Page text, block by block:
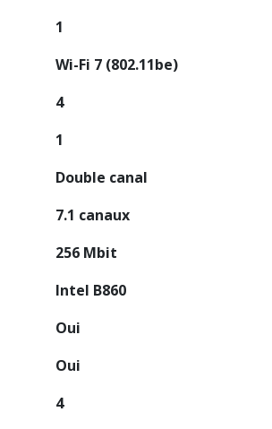
1
Wi-Fi 7 (802.11be)
4
1
Double canal
7.1 canaux
256 Mbit
Intel B860
Oui
Oui
4